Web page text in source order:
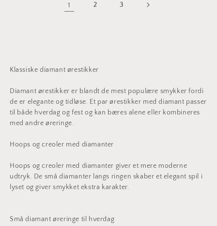
1 2 3
Klassiske diamant ørestikker
Diamant ørestikker er blandt de mest populære smykker fordi
de er elegante og tidløse. Et par ørestikker med diamant passer
til både hverdag og fest og kan bæres alene eller kombineres
med andre øreringe.
Hoops og creoler med diamanter
Hoops og creoler med diamanter giver et mere moderne
udtryk. De små diamanter langs ringen skaber et elegant spil i
lyset og giver smykket ekstra karakter.
Små diamant øreringe til hverdag